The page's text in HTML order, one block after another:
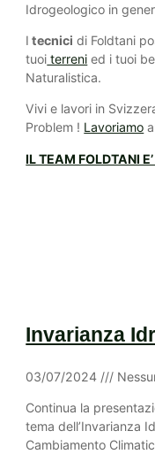
Idrogeologico in
I tecnici di Foldtani
tuoi terreni ed i tuoi
Naturalistica.
Vivi e lavori in
Problem ! Lavoriamo
IL TEAM FOLDTANI
Invarianza
03/07/2024
Continua la
tema dell’Invarianza
Cambiamento